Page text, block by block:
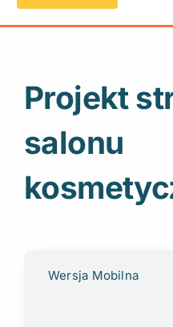
Projekt
salonu
Wersja Mobilna